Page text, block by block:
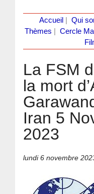
Accueil Qui
Thèmes
Cercle
La FSM
la mort
Iran 5
2023
lundi 6 novembre